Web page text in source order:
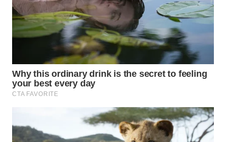
CIANJUR
WN
WN
TANGERANG
BINJAI